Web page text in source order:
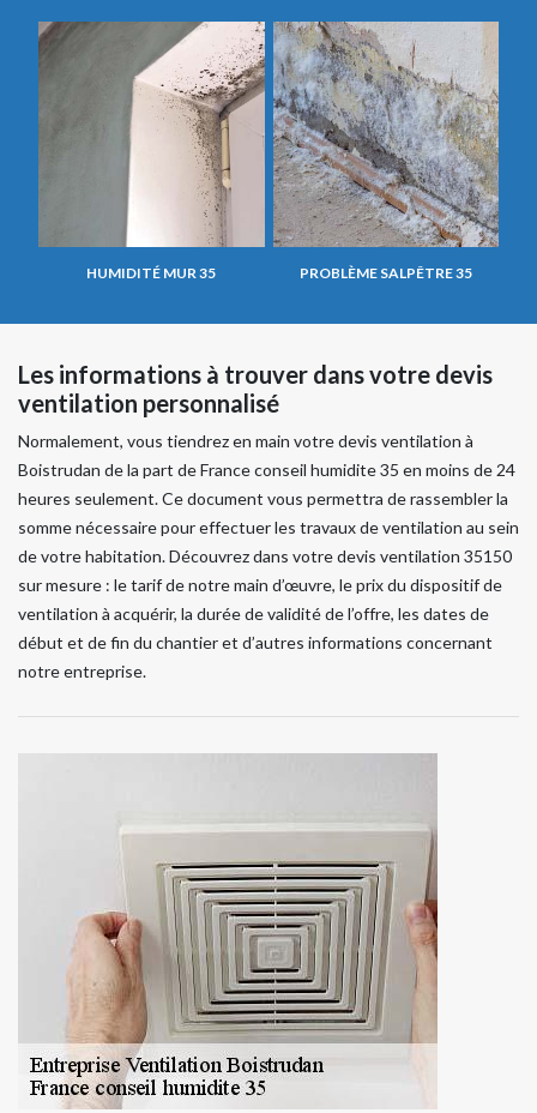
HUMIDITÉ MUR 35 PROBLÈME SALPÊTRE 35
Les informations à trouver dans votre devis
ventilation personnalisé
Normalement, vous tiendrez en main votre devis ventilation à
Boistrudan de la part de France conseil humidite 35 en moins de 24
heures seulement. Ce document vous permettra de rassembler la
somme nécessaire pour effectuer les travaux de ventilation au sein
de votre habitation. Découvrez dans votre devis ventilation 35150
sur mesure : le tarif de notre main d’œuvre, le prix du dispositif de
ventilation à acquérir, la durée de validité de l’offre, les dates de
début et de fin du chantier et d’autres informations concernant
notre entreprise.